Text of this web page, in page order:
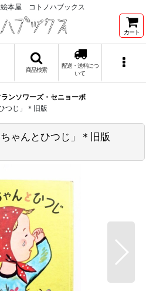
絵本屋 コトノハブックス
カート
商品検索
配送・送料につ
いて
ランソワーズ・セニョーボ
つじ」＊旧版
ゃんとひつじ」＊旧版